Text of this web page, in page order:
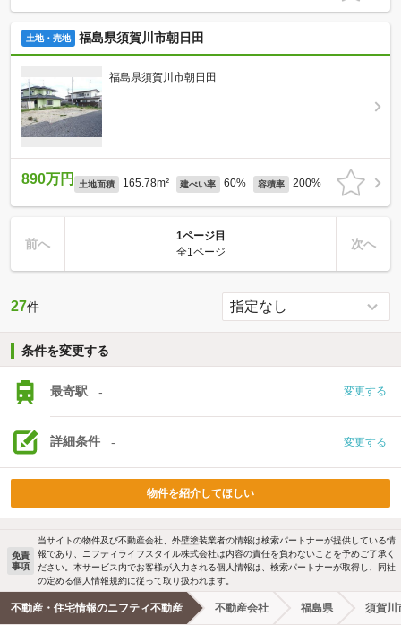
土地・売地 福島県須賀川市朝日田
福島県須賀川市朝日田
890万円 土地面積 165.78m² 建ぺい率 60% 容積率 200%
前へ
1ページ目
全1ページ
次へ
27件
条件を変更する
最寄駅 - 変更する
詳細条件 - 変更する
物件を紹介してほしい
免責
事項
当サイトの物件及び不動産会社、外壁塗装業者の情報は検索パートナーが提供している情
報であり、ニフティライフスタイル株式会社は内容の責任を負わないことを予めご了承く
ださい。本サービス内でお客様が入力される個人情報は、検索パートナーが取得し、同社
の定める個人情報規約に従って取り扱われます。
不動産・住宅情報のニフティ不動産 不動産会社 福島県 須賀川